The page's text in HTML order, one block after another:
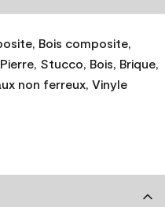
Bois composite,
Stucco, Bois, Brique,
non ferreux, Vinyle